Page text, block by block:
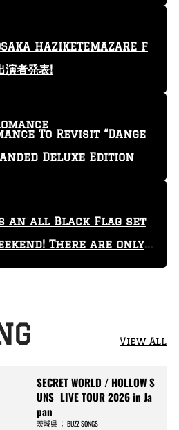
HAZIKETEMAZARE F
演者発表!
To Revisit “Dange
Deluxe Edition
an all Black Flag set
There are only
View All
SECRET WORLD / HOLLOW S
UNS LIVE TOUR 2026 in Ja
pan
茨城県 ：BUZZ SONGS